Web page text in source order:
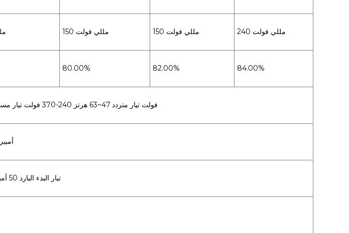
150 مللي فولت 150 مللي فولت 240 مللي فولت
80.00% 82.00% 84.00%
170~264 فولت تيار متردد 47~63 هرتز 240-370 فولت تيار مستمر
4 أمبير/230
تيار البدء البارد 50 أمبير/230 فولت